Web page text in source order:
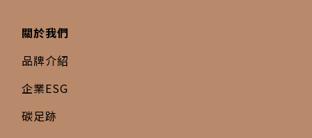
關於我們
品牌介紹
企業ESG
碳足跡